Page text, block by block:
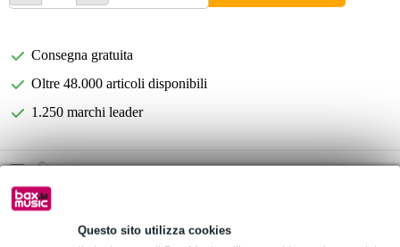
Questo sito utilizza cookies
Consegna gratuita
Oltre 48.000 articoli disponibili
1.250 marchi leader
Scegli adesso i 2 anni di garanzia aggiuntiva e molti altri